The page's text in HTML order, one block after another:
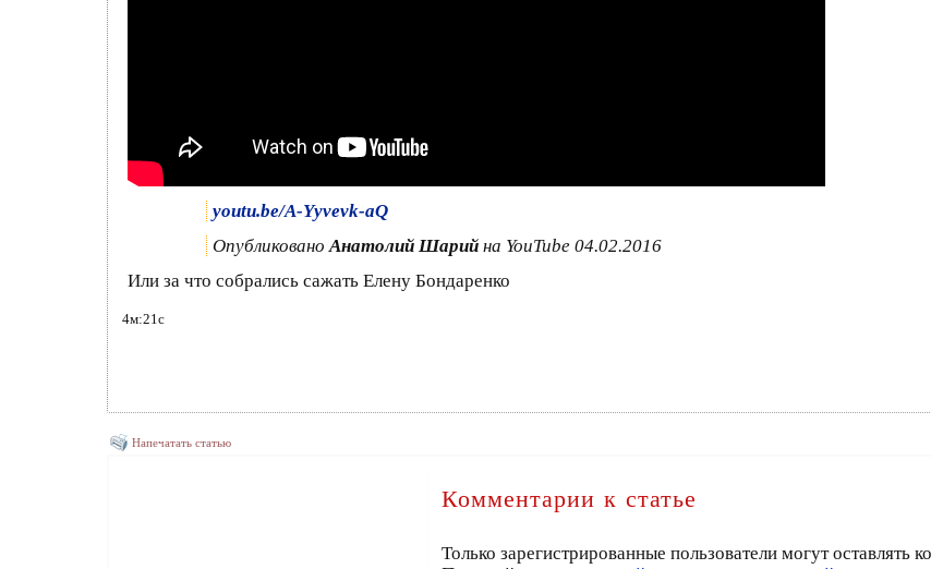
youtu.be/A-Yyvevk-aQ
ОпубликованоАнатолий Шарий на YouTube 04.02.2016
Или за что собрались сажать Елену Бондаренко
4м:21с
Напечатать статью
Комментарии к статье
Только зарегистрированные пользователи могут оставлять